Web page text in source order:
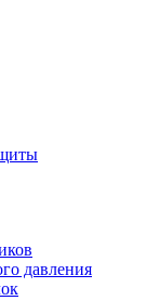
давления